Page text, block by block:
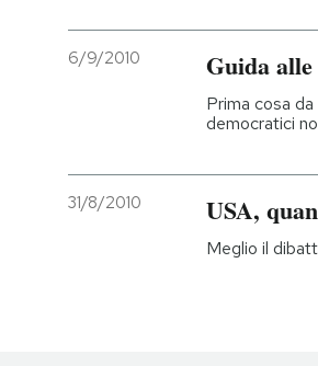
6/9/2010 Guida
Prima cosa
democratici
31/8/2010 USA,
Meglio il